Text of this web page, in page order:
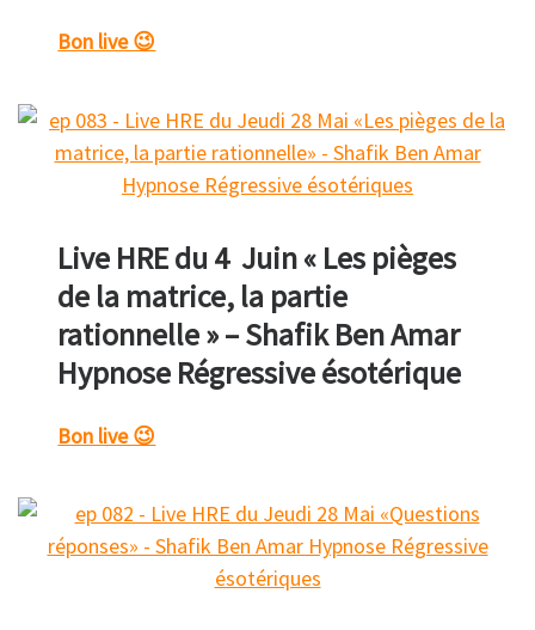
Bon live 😉
Live HRE du 4 Juin « Les pièges
de la matrice, la partie
rationnelle » – Shafik Ben Amar
Hypnose Régressive ésotérique
Bon live 😉